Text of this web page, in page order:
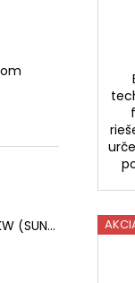
3-fázový hybridný menič DEYE 15KW (SUN-15K-SG05LP3-EU-SM2)